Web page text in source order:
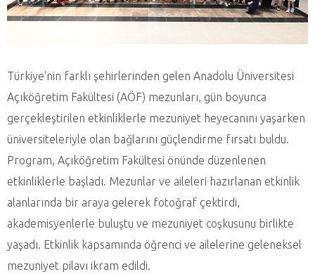
Türkiye'nin farklı şehirlerinden gelen Anadolu Üniversitesi
Açıköğretim Fakültesi (AÖF) mezunları, gün boyunca
gerçekleştirilen etkinliklerle mezuniyet heyecanını yaşarken
üniversiteleriyle olan bağlarını güçlendirme fırsatı buldu.
Program, Açıköğretim Fakültesi önünde düzenlenen
etkinliklerle başladı. Mezunlar ve aileleri hazırlanan etkinlik
alanlarında bir araya gelerek fotoğraf çektirdi,
akademisyenlerle buluştu ve mezuniyet coşkusunu birlikte
yaşadı. Etkinlik kapsamında öğrenci ve ailelerine geleneksel
mezuniyet pilavı ikram edildi.